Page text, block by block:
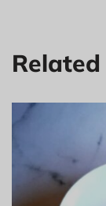
Related